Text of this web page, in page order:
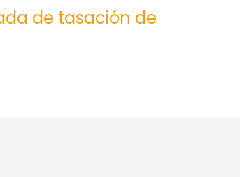
de tasación de